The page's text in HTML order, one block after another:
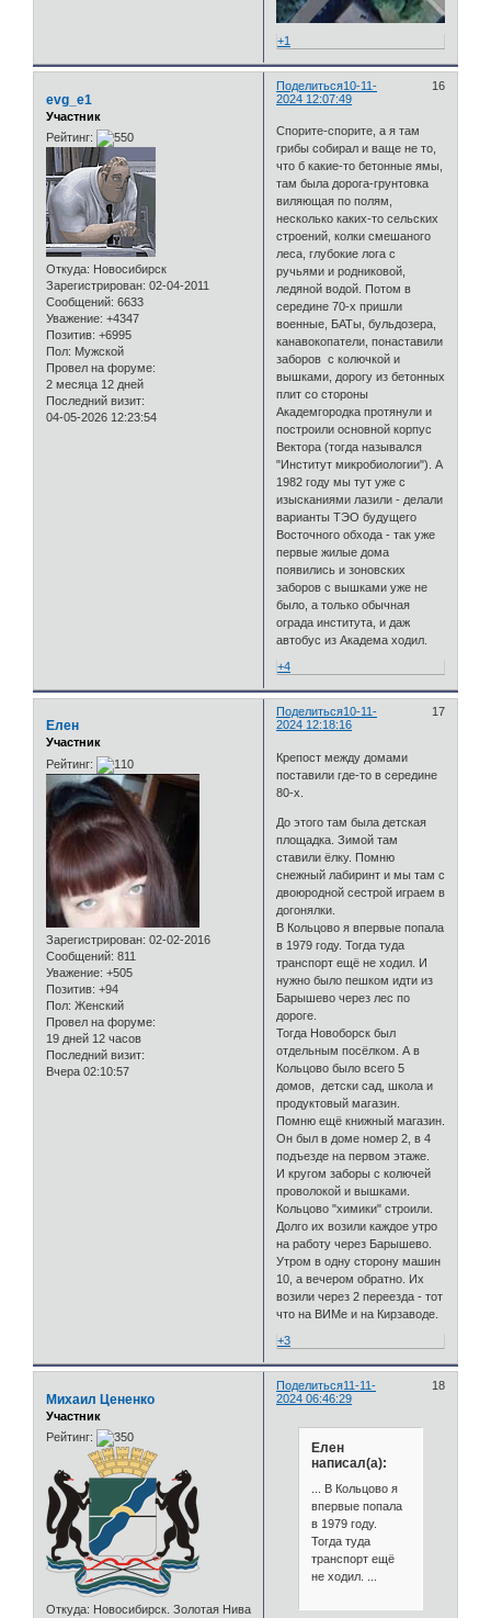
+1
Поделиться 16
10-11-
2024 12:07:49
evg_e1
Участник
Рейтинг:
Откуда: Новосибирск
Зарегистрирован: 02-04-2011
Сообщений: 6633
Уважение: +4347
Позитив: +6995
Пол: Мужской
Провел на форуме:
2 месяца 12 дней
Последний визит:
04-05-2026 12:23:54
Спорите-спорите, а я там
грибы собирал и ваще не то,
что б какие-то бетонные ямы,
там была дорога-грунтовка
виляющая по полям,
несколько каких-то сельских
строений, колки смешаного
леса, глубокие лога с
ручьями и родниковой,
ледяной водой. Потом в
середине 70-х пришли
военные, БАТы, бульдозера,
канавокопатели, понаставили
заборов с колючкой и
вышками, дорогу из бетонных
плит со стороны
Академгородка протянули и
построили основной корпус
Вектора (тогда назывался
"Институт микробиологии"). А
1982 году мы тут уже с
изысканиями лазили - делали
варианты ТЭО будущего
Восточного обхода - так уже
первые жилые дома
появились и зоновских
заборов с вышками уже не
было, а только обычная
ограда института, и даж
автобус из Академа ходил.
+4
Поделиться 17
10-11-
2024 12:18:16
Елен
Участник
Рейтинг:
Зарегистрирован: 02-02-2016
Сообщений: 811
Уважение: +505
Позитив: +94
Пол: Женский
Провел на форуме:
19 дней 12 часов
Последний визит:
Вчера 02:10:57
Крепост между домами
поставили где-то в середине
80-х.
До этого там была детская
площадка. Зимой там
ставили ёлку. Помню
снежный лабиринт и мы там с
двоюродной сестрой играем в
догонялки.
В Кольцово я впервые попала
в 1979 году. Тогда туда
транспорт ещё не ходил. И
нужно было пешком идти из
Барышево через лес по
дороге.
Тогда Новоборск был
отдельным посёлком. А в
Кольцово было всего 5
домов, детски сад, школа и
продуктовый магазин.
Помню ещё книжный магазин.
Он был в доме номер 2, в 4
подъезде на первом этаже.
И кругом заборы с колючей
проволокой и вышками.
Кольцово "химики" строили.
Долго их возили каждое утро
на работу через Барышево.
Утром в одну сторону машин
10, а вечером обратно. Их
возили через 2 переезда - тот
что на ВИМе и на Кирзаводе.
+3
Поделиться 18
11-11-
2024 06:46:29
Михаил Цененко
Участник
Рейтинг:
Откуда: Новосибирск. Золотая Нива
Елен
написал(а):
... В Кольцово я
впервые попала
в 1979 году.
Тогда туда
транспорт ещё
не ходил. ...